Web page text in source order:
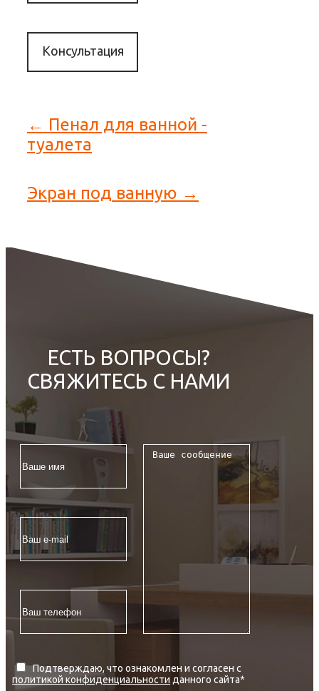
Консультация
← Пенал для ванной -
туалета
Экран под ванную →
ЕСТЬ ВОПРОСЫ?
СВЯЖИТЕСЬ С НАМИ
Подтверждаю, что ознакомлен и согласен с
политикой конфиденциальности данного сайта*